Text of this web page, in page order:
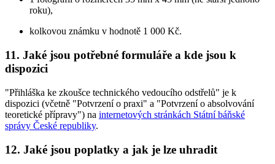
roku),
kolkovou známku v hodnotě 1 000 Kč.
11. Jaké jsou potřebné formuláře a kde jsou k
dispozici
"Přihláška ke zkoušce technického vedoucího odstřelů" je k
dispozici (včetně "Potvrzení o praxi" a "Potvrzení o absolvování
teoretické přípravy") na internetových stránkách Státní báňské
správy České republiky.
12. Jaké jsou poplatky a jak je lze uhradit